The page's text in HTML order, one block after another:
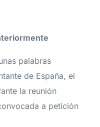
palabras
de España, el
la reunión
a petición